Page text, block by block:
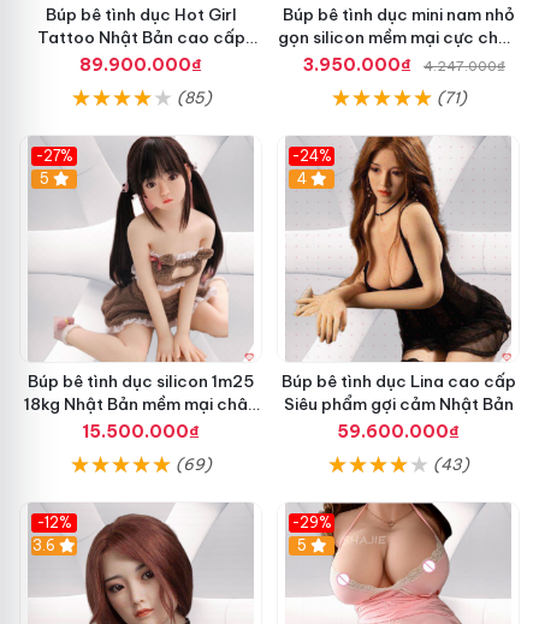
Búp bê tình dục Hot Girl
Tattoo Nhật Bản cao cấp
Siêu thực
89.900.000₫
(85)
Búp bê tình dục mini nam nhỏ
gọn silicon mềm mại cực chân
thực
3.950.000₫ 4.247.000₫
(71)
-27%
5
Búp bê tình dục silicon 1m25
18kg Nhật Bản mềm mại chân
thực giá tốt
15.500.000₫
(69)
-24%
4
Búp bê tình dục Lina cao cấp
Siêu phẩm gợi cảm Nhật Bản
59.600.000₫
(43)
-12%
3.6
-29%
5